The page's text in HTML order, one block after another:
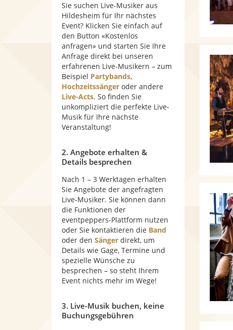
Sie suchen Live-Musiker aus
Hildesheim für Ihr nächstes
Event? Klicken Sie einfach auf
den Button «Kostenlos
anfragen» und starten Sie Ihre
Anfrage direkt bei unseren
erfahrenen Live-Musikern – zum
Beispiel Partybands,
Hochzeitssänger oder andere
Live-Acts. So finden Sie
unkompliziert die perfekte Live-
Musik für Ihre nächste
Veranstaltung!
2. Angebote erhalten &
Details besprechen
Nach 1 – 3 Werktagen erhalten
Sie Angebote der angefragten
Live-Musiker. Sie können dann
die Funktionen der
eventpeppers-Plattform nutzen
oder Sie kontaktieren die Band
oder den Sänger direkt, um
Details wie Gage, Termine und
spezielle Wünsche zu
besprechen – so steht Ihrem
Event nichts mehr im Wege!
3. Live-Musik buchen, keine
Buchungsgebühren